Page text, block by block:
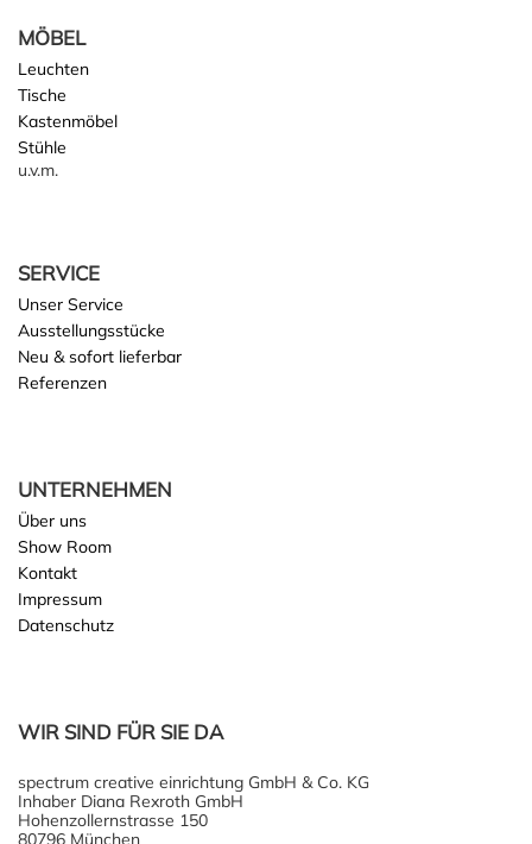
MÖBEL
Leuchten
Tische
Kastenmöbel
Stühle
u.v.m.
SERVICE
Unser Service
Ausstellungsstücke
Neu & sofort lieferbar
Referenzen
UNTERNEHMEN
Über uns
Show Room
Kontakt
Impressum
Datenschutz
WIR SIND FÜR SIE DA
spectrum creative einrichtung GmbH & Co. KG
Inhaber Diana Rexroth GmbH
Hohenzollernstrasse 150
80796 München